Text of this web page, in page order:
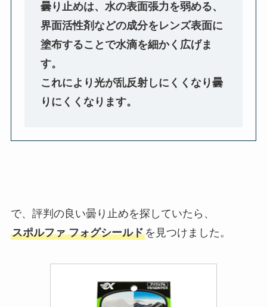
曇り止めは、水の表面張力を弱める、
界面活性剤などの成分をレンズ表面に
塗布することで水滴を細かく広げま
す。
これにより光が乱反射しにくくなり曇
りにくくなります。
で、評判の良い曇り止めを探していたら、
スポルファ フォグシールドを見つけました。